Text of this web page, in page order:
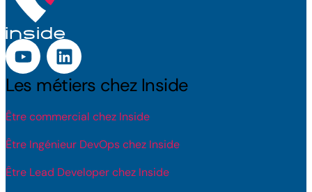
Les métiers chez Inside
Être commercial chez Inside
Être Ingénieur DevOps chez Inside
Être Lead Developer chez Inside